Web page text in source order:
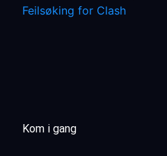
Feilsøking for Clash
Kom i gang